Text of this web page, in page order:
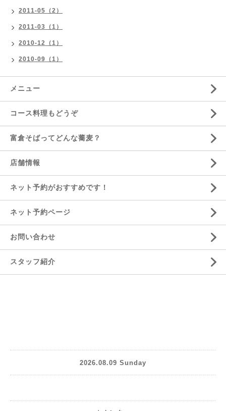
2011-05（2）
2011-03（1）
2010-12（1）
2010-09（1）
メニュー
コース料理もどうぞ
富倉そばってどんな蕎麦？
店舗情報
ネット予約がおすすめです！
ネット予約ページ
お問い合わせ
スタッフ紹介
2026.08.09 Sunday